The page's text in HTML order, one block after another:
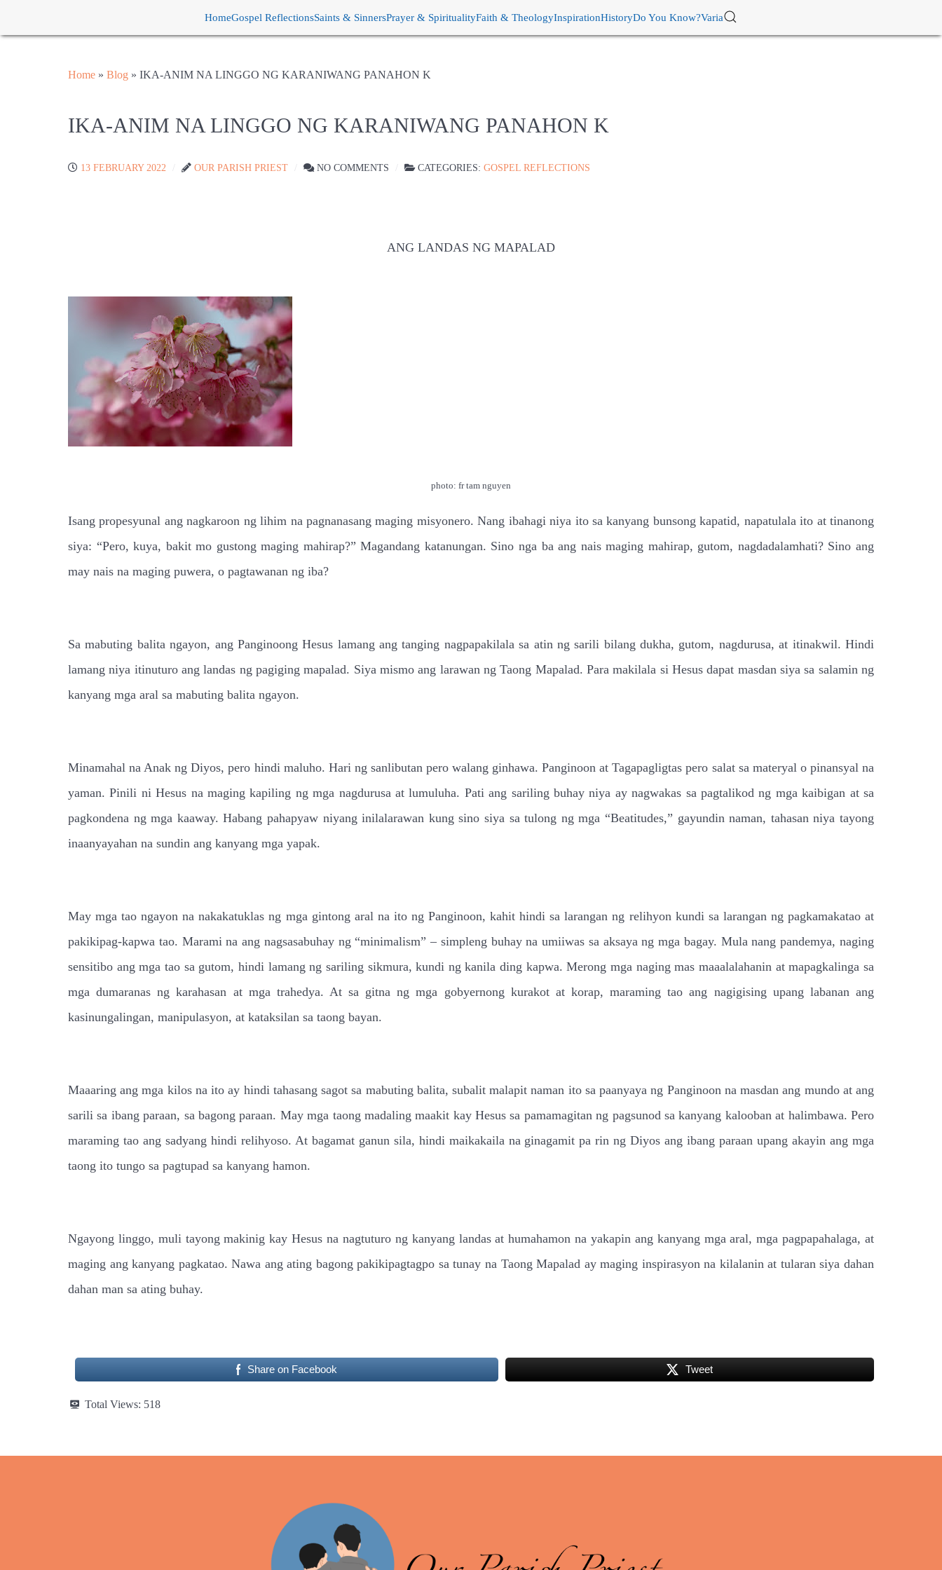
HomeGospel ReflectionsSaints & SinnersPrayer & SpiritualityFaith & TheologyInspirationHistoryDo You Know?Varia
Home » Blog » IKA-ANIM NA LINGGO NG KARANIWANG PANAHON K
IKA-ANIM NA LINGGO NG KARANIWANG PANAHON K
13 FEBRUARY 2022 OUR PARISH PRIEST NO COMMENTS CATEGORIES: GOSPEL REFLECTIONS
ANG LANDAS NG MAPALAD
photo: fr tam nguyen
Isang propesyunal ang nagkaroon ng lihim na pagnanasang maging misyonero. Nang ibahagi niya ito sa kanyang bunsong kapatid, napatulala ito at tinanong
siya: “Pero, kuya, bakit mo gustong maging mahirap?” Magandang katanungan. Sino nga ba ang nais maging mahirap, gutom, nagdadalamhati? Sino ang
may nais na maging puwera, o pagtawanan ng iba?
Sa mabuting balita ngayon, ang Panginoong Hesus lamang ang tanging nagpapakilala sa atin ng sarili bilang dukha, gutom, nagdurusa, at itinakwil. Hindi
lamang niya itinuturo ang landas ng pagiging mapalad. Siya mismo ang larawan ng Taong Mapalad. Para makilala si Hesus dapat masdan siya sa salamin ng
kanyang mga aral sa mabuting balita ngayon.
Minamahal na Anak ng Diyos, pero hindi maluho. Hari ng sanlibutan pero walang ginhawa. Panginoon at Tagapagligtas pero salat sa materyal o pinansyal na
yaman. Pinili ni Hesus na maging kapiling ng mga nagdurusa at lumuluha. Pati ang sariling buhay niya ay nagwakas sa pagtalikod ng mga kaibigan at sa
pagkondena ng mga kaaway. Habang pahapyaw niyang inilalarawan kung sino siya sa tulong ng mga “Beatitudes,” gayundin naman, tahasan niya tayong
inaanyayahan na sundin ang kanyang mga yapak.
May mga tao ngayon na nakakatuklas ng mga gintong aral na ito ng Panginoon, kahit hindi sa larangan ng relihyon kundi sa larangan ng pagkamakatao at
pakikipag-kapwa tao. Marami na ang nagsasabuhay ng “minimalism” – simpleng buhay na umiiwas sa aksaya ng mga bagay. Mula nang pandemya, naging
sensitibo ang mga tao sa gutom, hindi lamang ng sariling sikmura, kundi ng kanila ding kapwa. Merong mga naging mas maaalalahanin at mapagkalinga sa
mga dumaranas ng karahasan at mga trahedya. At sa gitna ng mga gobyernong kurakot at korap, maraming tao ang nagigising upang labanan ang
kasinungalingan, manipulasyon, at kataksilan sa taong bayan.
Maaaring ang mga kilos na ito ay hindi tahasang sagot sa mabuting balita, subalit malapit naman ito sa paanyaya ng Panginoon na masdan ang mundo at ang
sarili sa ibang paraan, sa bagong paraan. May mga taong madaling maakit kay Hesus sa pamamagitan ng pagsunod sa kanyang kalooban at halimbawa. Pero
maraming tao ang sadyang hindi relihyoso. At bagamat ganun sila, hindi maikakaila na ginagamit pa rin ng Diyos ang ibang paraan upang akayin ang mga
taong ito tungo sa pagtupad sa kanyang hamon.
Ngayong linggo, muli tayong makinig kay Hesus na nagtuturo ng kanyang landas at humahamon na yakapin ang kanyang mga aral, mga pagpapahalaga, at
maging ang kanyang pagkatao. Nawa ang ating bagong pakikipagtagpo sa tunay na Taong Mapalad ay maging inspirasyon na kilalanin at tularan siya dahan
dahan man sa ating buhay.
Share on Facebook Tweet
Total Views: 518